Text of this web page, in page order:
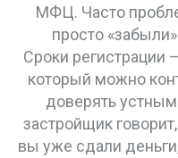
МФЦ. Часто
просто
Сроки регистрации
который можно
доверять
застройщик
вы уже сдали